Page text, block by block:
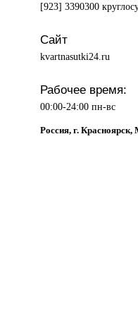
[923] 3390300
Сайт
kvartnasutki24.ru
Рабочее время:
00:00-24:00 пн-вс
Россия, г. Красноярск,